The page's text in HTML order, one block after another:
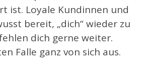
ist. Loyale Kundinnen und
bereit, „dich“ wieder zu
dich gerne weiter.
Falle ganz von sich aus.